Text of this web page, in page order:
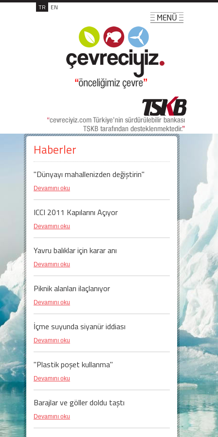
TR EN
Haberler
"Dünyayı mahallenizden değiştirin"
Devamını oku
ICCI 2011 Kapılarını Açıyor
Devamını oku
Yavru balıklar için karar anı
Devamını oku
Piknik alanları ilaçlanıyor
Devamını oku
İçme suyunda siyanür iddiası
Devamını oku
"Plastik poşet kullanma"
Devamını oku
Barajlar ve göller doldu taştı
Devamını oku